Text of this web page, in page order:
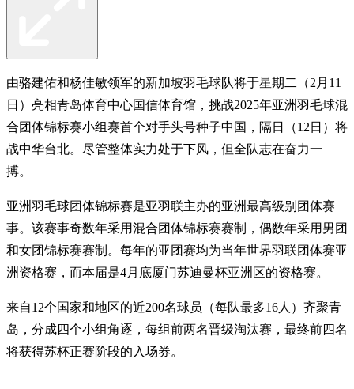
由骆建佑和杨佳敏领军的新加坡羽毛球队将于星期二（2月11
日）亮相青岛体育中心国信体育馆，挑战2025年亚洲羽毛球混
合团体锦标赛小组赛首个对手头号种子中国，隔日（12日）将
战中华台北。尽管整体实力处于下风，但全队志在奋力一
搏。
亚洲羽毛球团体锦标赛是亚羽联主办的亚洲最高级别团体赛
事。该赛事奇数年采用混合团体锦标赛赛制，偶数年采用男团
和女团锦标赛赛制。每年的亚团赛均为当年世界羽联团体赛亚
洲资格赛，而本届是4月底厦门苏迪曼杯亚洲区的资格赛。
来自12个国家和地区的近200名球员（每队最多16人）齐聚青
岛，分成四个小组角逐，每组前两名晋级淘汰赛，最终前四名
将获得苏杯正赛阶段的入场券。